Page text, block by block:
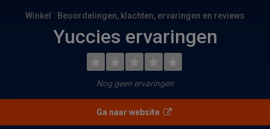
Winkel : Beoordelingen, klachten, ervaringen en reviews
Yuccies ervaringen
Nog geen ervaringen
Ga naar website